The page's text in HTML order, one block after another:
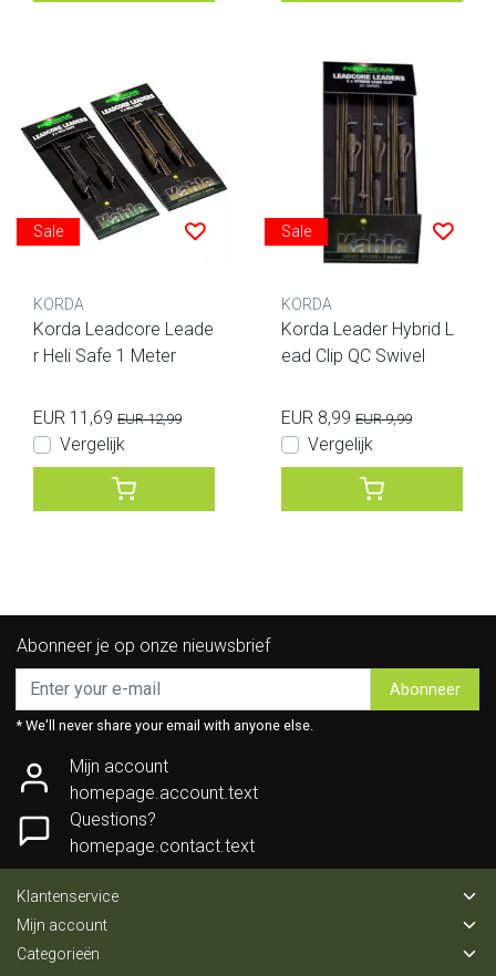
Sale
KORDA
Korda Leadcore Leade
r Heli Safe 1 Meter
EUR 11,69 EUR 12,99
Vergelijk
Sale
KORDA
Korda Leader Hybrid L
ead Clip QC Swivel
EUR 8,99 EUR 9,99
Vergelijk
Abonneer je op onze nieuwsbrief
Abonneer
* We'll never share your email with anyone else.
Mijn account
homepage.account.text
Questions?
homepage.contact.text
Klantenservice
Mijn account
Categorieën